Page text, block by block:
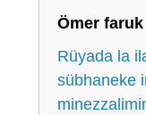
Ömer faruk
Rüyada la
sübhaneke